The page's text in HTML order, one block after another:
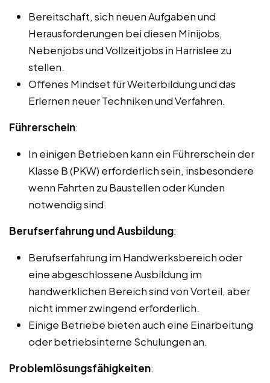
Bereitschaft, sich neuen Aufgaben und
Herausforderungen bei diesen Minijobs,
Nebenjobs und Vollzeitjobs in Harrislee zu
stellen.
Offenes Mindset für Weiterbildung und das
Erlernen neuer Techniken und Verfahren.
Führerschein:
In einigen Betrieben kann ein Führerschein der
Klasse B (PKW) erforderlich sein, insbesondere
wenn Fahrten zu Baustellen oder Kunden
notwendig sind.
Berufserfahrung und Ausbildung:
Berufserfahrung im Handwerksbereich oder
eine abgeschlossene Ausbildung im
handwerklichen Bereich sind von Vorteil, aber
nicht immer zwingend erforderlich.
Einige Betriebe bieten auch eine Einarbeitung
oder betriebsinterne Schulungen an.
Problemlösungsfähigkeiten: